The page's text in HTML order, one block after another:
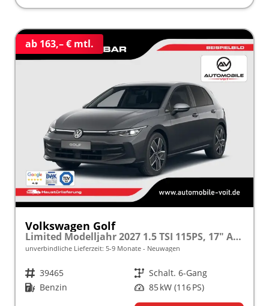
ab 163,– € mtl.
Volkswagen Golf
Limited Modelljahr 2027 1.5 TSI 115PS, 17" Alu , Adaptiver Tempomat, Sicht-Paket, Digital Cockpit, App-Connect, Parksensoren vo/hi, Rückfahrkamera, Climatronic
unverbindliche Lieferzeit: 5-9 Monate Neuwagen
Fahrzeugnr. 39465 Getriebe Schalt. 6-Gang
Kraftstoff Benzin Leistung 85 kW (116 PS)